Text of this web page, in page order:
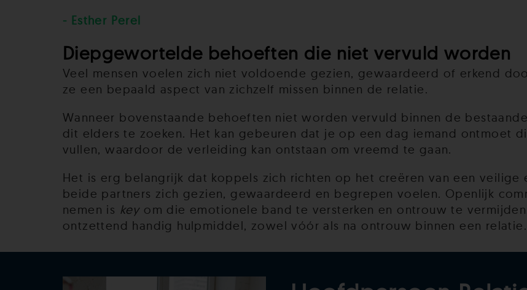
- Esther Perel
Diepgewortelde behoeften die niet vervuld worden
Veel mensen voelen zich niet voldoende gezien, gewaardeerd of erkend
ze een bepaald aspect van zichzelf missen binnen de relatie.
Wanneer bovenstaande behoeften niet worden vervuld binnen de
dit elders te zoeken. Het kan gebeuren dat je op een dag iemand ontmoet
vullen, waardoor de verleiding kan ontstaan om vreemd te gaan.
Het is erg belangrijk dat koppels zich richten op het creëren van een veilige
beide partners zich gezien, gewaardeerd en begrepen voelen. Openlijk
nemen is keyom die emotionele band te versterken en ontrouw te
ontzettend handig hulpmiddel, zowel vóór als na ontrouw binnen een relatie.